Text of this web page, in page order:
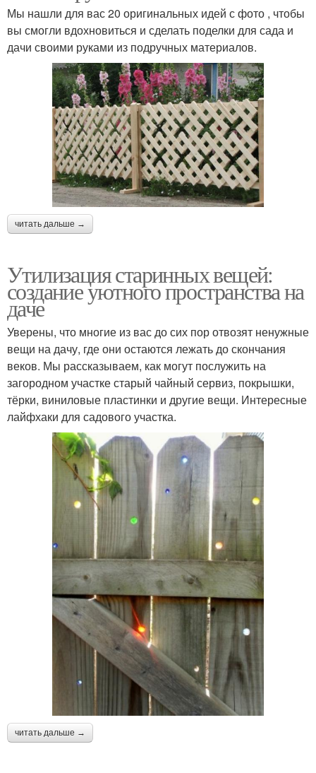
Мы нашли для вас 20 оригинальных идей с фото , чтобы
вы смогли вдохновиться и сделать поделки для сада и
дачи своими руками из подручных материалов.
читать дальше →
Утилизация старинных вещей:
создание уютного пространства на
даче
Уверены, что многие из вас до сих пор отвозят ненужные
вещи на дачу, где они остаются лежать до скончания
веков. Мы рассказываем, как могут послужить на
загородном участке старый чайный сервиз, покрышки,
тёрки, виниловые пластинки и другие вещи. Интересные
лайфхаки для садового участка.
читать дальше →